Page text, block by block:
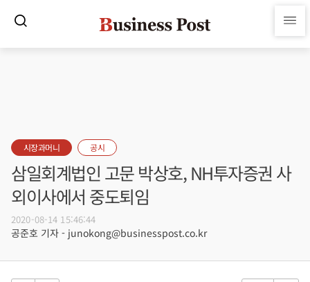
시장과머니 공시
삼일회계법인 고문 박상호, NH투자증권 사
외이사에서 중도퇴임
2020-08-14 15:46:44
공준호 기자 - junokong@businesspost.co.kr